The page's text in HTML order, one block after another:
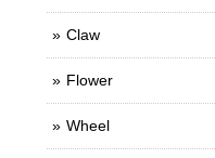
Claw
Flower
Wheel